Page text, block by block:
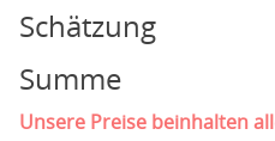
Schätzung
Summe
Unsere Preise beinhalten